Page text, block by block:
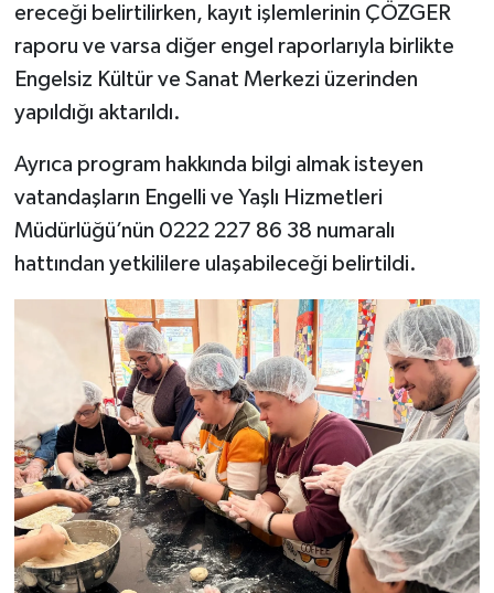
ereceği belirtilirken, kayıt işlemlerinin ÇÖZGER
raporu ve varsa diğer engel raporlarıyla birlikte
Engelsiz Kültür ve Sanat Merkezi üzerinden
yapıldığı aktarıldı.
Ayrıca program hakkında bilgi almak isteyen
vatandaşların Engelli ve Yaşlı Hizmetleri
Müdürlüğü’nün 0222 227 86 38 numaralı
hattından yetkililere ulaşabileceği belirtildi.